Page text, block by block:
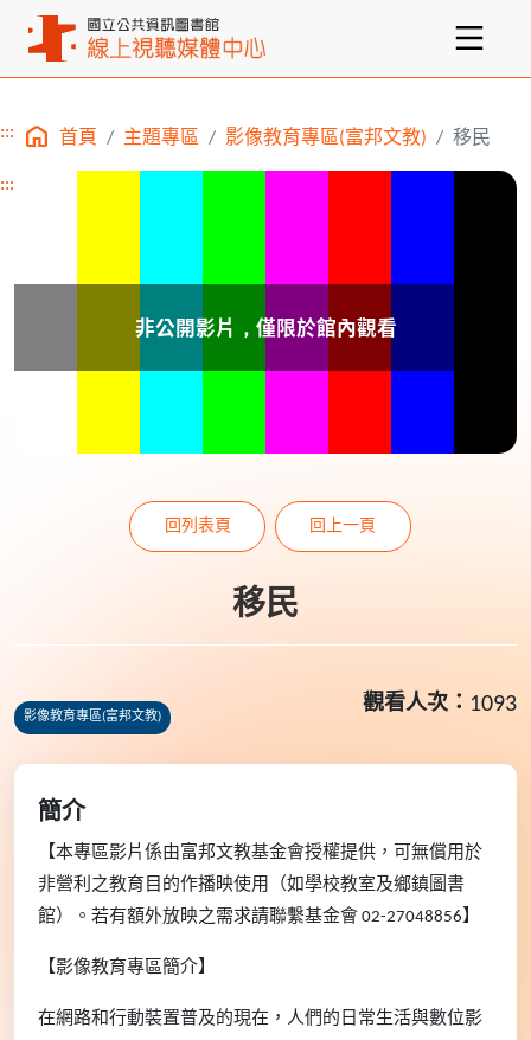
主要內容區塊
::: 首頁 主題專區 影像教育專區(富邦文教) 移民
:::
移民
回列表頁 回上一頁
影像教育專區(富邦文教)
觀看人次： 1093
簡介
【本專區影片係由富邦文教基金會授權提供，可無償用於
非營利之教育目的作播映使用（如學校教室及鄉鎮圖書
館）。若有額外放映之需求請聯繫基金會 02-27048856】
【影像教育專區簡介】
在網路和行動裝置普及的現在，人們的日常生活與數位影